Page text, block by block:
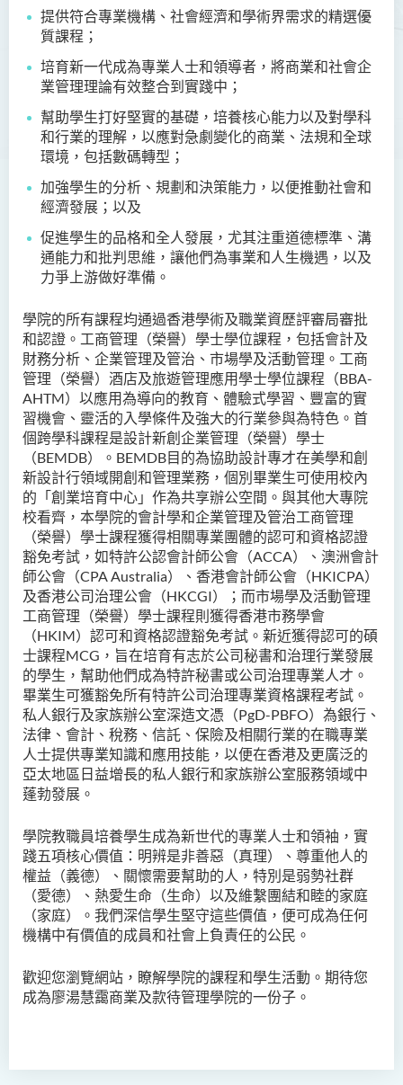
提供符合專業機構、社會經濟和學術界需求的精選優
質課程；
培育新一代成為專業人士和領導者，將商業和社會企
業管理理論有效整合到實踐中；
幫助學生打好堅實的基礎，培養核心能力以及對學科
和行業的理解，以應對急劇變化的商業、法規和全球
環境，包括數碼轉型；
加強學生的分析、規劃和決策能力，以便推動社會和
經濟發展；以及
促進學生的品格和全人發展，尤其注重道德標準、溝
通能力和批判思維，讓他們為事業和人生機遇，以及
力爭上游做好準備。
學院的所有課程均通過香港學術及職業資歷評審局審批
和認證。工商管理（榮譽）學士學位課程，包括會計及
財務分析、企業管理及管治、市場學及活動管理。工商
管理（榮譽） 酒店及旅遊管理應用學士學位課程（BBA-
AHTM）以應用為導向的教育、體驗式學習、豐富的實
習機會、靈活的入學條件及強大的行業參與為特色。 首
個跨學科課程是設計新創企業管理（榮譽）學士
（BEMDB）。BEMDB目的為協助設計專才在美學和創
新設計行領域開創和管理業務，個別畢業生可使用校內
的「創業培育中心」作為共享辦公空間。與其他大專院
校看齊，本學院的會計學和企業管理及管治工商管理
（榮譽）學士課程獲得相關專業團體的認可和資格認證
豁免考試，如特許公認會計師公會（ACCA）、澳洲會計
師公會（CPA Australia）、香港會計師公會（HKICPA）
及香港公司治理公會（HKCGI）；而市場學及活動管理
工商管理（榮譽）學士課程則獲得香港市務學會
（HKIM）認可和資格認證豁免考試。新近獲得認可的碩
士課程MCG，旨在培育有志於公司秘書和治理行業發展
的學生，幫助他們成為特許秘書或公司治理專業人才。
畢業生可獲豁免所有特許公司治理專業資格課程考試。
私人銀行及家族辦公室深造文憑（PgD-PBFO）為銀行、
法律、會計、稅務、信託、保險及相關行業的在職專業
人士提供專業知識和應用技能，以便在香港及更廣泛的
亞太地區日益增長的私人銀行和家族辦公室服務領域中
蓬勃發展。
學院教職員培養學生成為新世代的專業人士和領袖，實
踐五項核心價值：明辨是非善惡（真理）、尊重他人的
權益（義德）、關懷需要幫助的人，特別是弱勢社群
（愛德）、熱愛生命（生命）以及維繫團結和睦的家庭
（家庭）。我們深信學生堅守這些價值，便可成為任何
機構中有價值的成員和社會上負責任的公民。
歡迎您瀏覽網站，瞭解學院的課程和學生活動。期待您
成為廖湯慧靄商業及款待管理學院的一份子。